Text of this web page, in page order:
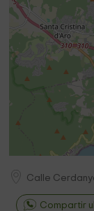
Calle
Compartir